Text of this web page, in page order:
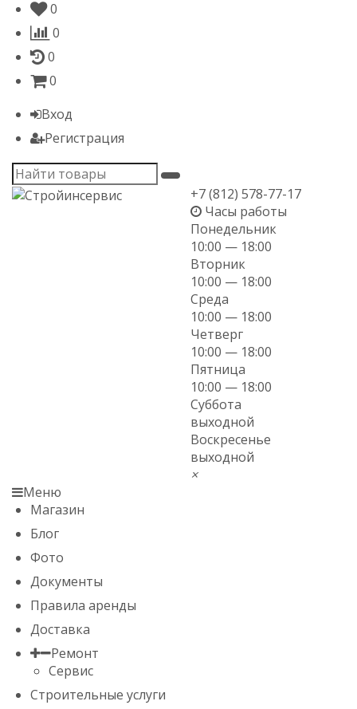
0
0
0
0
Вход
Регистрация
+7 (812) 578-77-17
Часы работы
Понедельник
10:00 — 18:00
Вторник
10:00 — 18:00
Среда
10:00 — 18:00
Четверг
10:00 — 18:00
Пятница
10:00 — 18:00
Суббота
выходной
Воскресенье
выходной
×
Меню
Магазин
Блог
Фото
Документы
Правила аренды
Доставка
Ремонт
Сервис
Строительные услуги